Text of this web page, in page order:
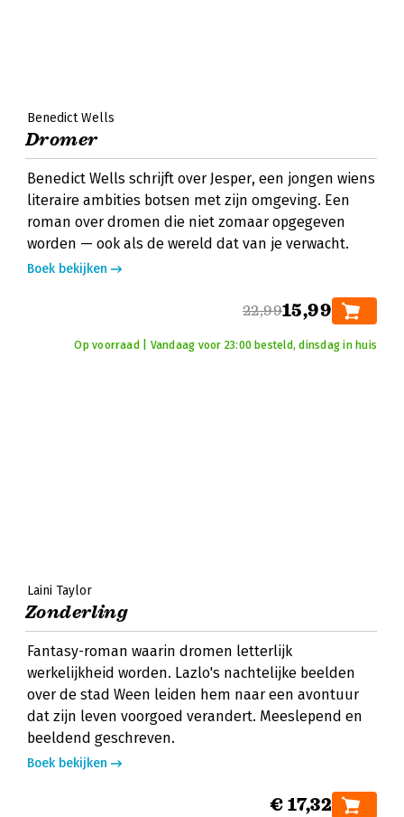
Benedict Wells
Dromer
Benedict Wells schrijft over Jesper, een jongen wiens
literaire ambities botsen met zijn omgeving. Een
roman over dromen die niet zomaar opgegeven
worden — ook als de wereld dat van je verwacht.
Boek bekijken
22,9915,99
Op voorraad | Vandaag voor 23:00 besteld, dinsdag in huis
Laini Taylor
Zonderling
Fantasy-roman waarin dromen letterlijk
werkelijkheid worden. Lazlo's nachtelijke beelden
over de stad Ween leiden hem naar een avontuur
dat zijn leven voorgoed verandert. Meeslepend en
beeldend geschreven.
Boek bekijken
€ 17,32